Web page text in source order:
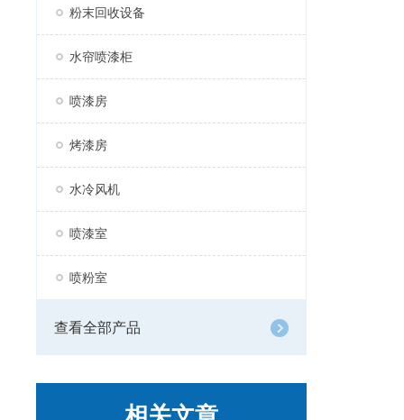
粉末回收设备
水帘喷漆柜
喷漆房
烤漆房
水冷风机
喷漆室
喷粉室
查看全部产品